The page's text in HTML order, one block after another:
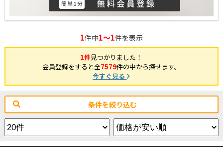
1件中1～1件を表示
1件見つかりました！
会員登録をすると全7579件の中から探せます。
今すぐ見る
条件を絞り込む